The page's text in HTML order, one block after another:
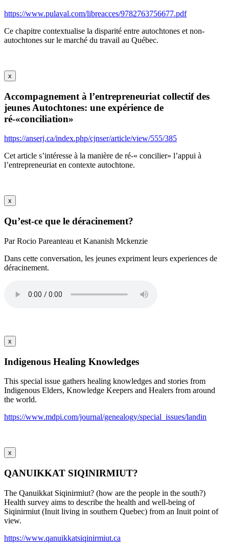
https://www.pulaval.com/libreacces/9782763756677.pdf
Ce chapitre contextualise la disparité entre autochtones et non-
autochtones sur le marché du travail au Québec.
x
Accompagnement à l’entrepreneuriat collectif des
jeunes Autochtones: une expérience de
ré-«conciliation»
https://anserj.ca/index.php/cjnser/article/view/555/385
Cet article s’intéresse à la manière de ré-« concilier» l’appui à
l’entrepreneuriat en contexte autochtone.
x
Qu’est-ce que le déracinement?
Par Rocio Pareanteau et Kananish Mckenzie
Dans cette conversation, les jeunes expriment leurs experiences de
déracinement.
x
Indigenous Healing Knowledges
This special issue gathers healing knowledges and stories from
Indigenous Elders, Knowledge Keepers and Healers from around
the world.
https://www.mdpi.com/journal/genealogy/special_issues/landin
x
QANUIKKAT SIQINIRMIUT?
The Qanuikkat Siqinirmiut? (how are the people in the south?)
Health survey aims to describe the health and well-being of
Siqinirmiut (Inuit living in southern Quebec) from an Inuit point of
view.
https://www.qanuikkatsiqinirmiut.ca